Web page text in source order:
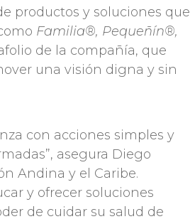
productos y soluciones que
Familia®, Pequeñín®,
de la compañía, que
una visión digna y sin
con acciones simples y
asegura Diego
Andina y el Caribe.
y ofrecer soluciones
de cuidar su salud de